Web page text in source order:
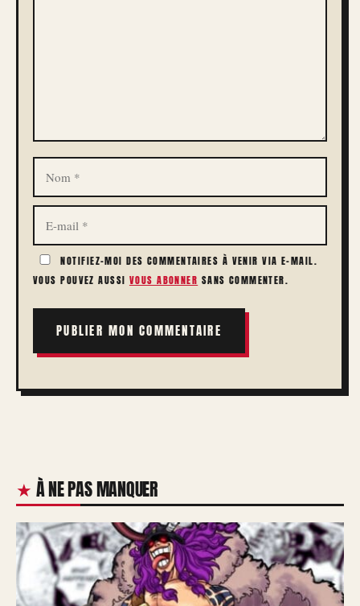
NOM
E-
MAIL
NOTIFIEZ-MOI DES COMMENTAIRES À VENIR VIA E-MAIL.
VOUS POUVEZ AUSSI VOUS ABONNER SANS COMMENTER.
À NE PAS MANQUER